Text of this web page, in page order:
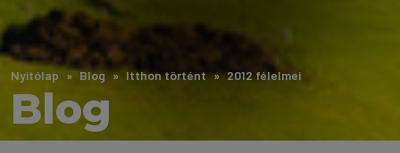
Nyitólap Blog Itthon történt 2012 félelmei
Blog